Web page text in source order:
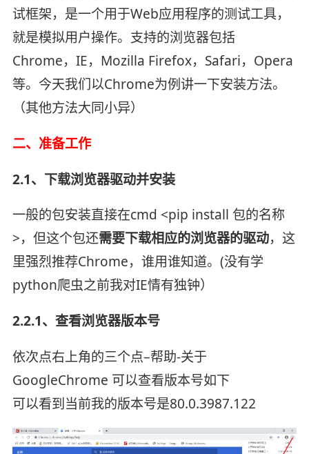
试框架，是一个用于Web应用程序的测试工具，
就是模拟用户操作。支持的浏览器包括
Chrome，IE，Mozilla Firefox，Safari，Opera
等。今天我们以Chrome为例讲一下安装方法。
（其他方法大同小异）
二、准备工作
2.1、下载浏览器驱动并安装
一般的包安装直接在cmd <pip install 包的名称
>，但这个包还需要下载相应的浏览器的驱动，这
里强烈推荐Chrome，谁用谁知道。(没有学
python爬虫之前我对IE情有独钟）
2.2.1、查看浏览器版本号
依次点右上角的三个点–帮助-关于
GoogleChrome 可以查看版本号如下
可以看到当前我的版本号是80.0.3987.122